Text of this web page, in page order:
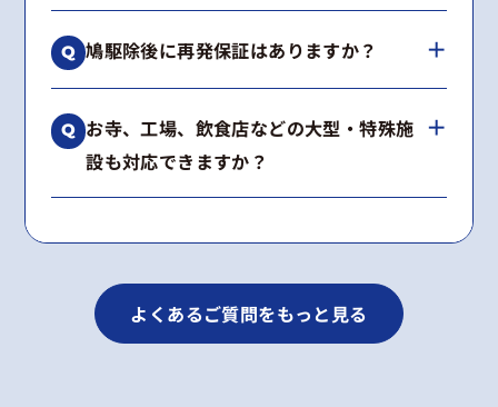
カラス、スズメ、ムクドリなどの鳥類からコウ
モリまで幅広く対応しております。
種類が不明な場合も無料で調査いたします。
鳩駆除後に再発保証はありますか？
お付けしています。
期間内に施工箇所で再発した場合は、無料で再
施工いたします。
お寺、工場、飲食店などの大型・特殊施
設も対応できますか？
景観への配慮や高所作業など、建物の構造に合
わせた最適な工法をご提案します。
よくあるご質問をもっと見る